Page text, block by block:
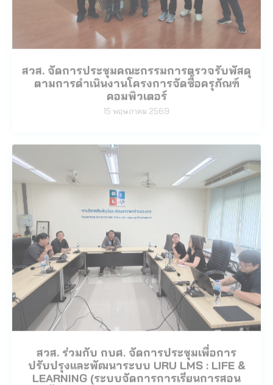
สวส. จัดการประชุมคณะกรรมการตรวจรับพัสดุ
ตามการดำเนินงานโครงการจัดซื้อครุภัณฑ์
คอมพิวเตอร์
15 พฤษภาคม 2569
สวส. ร่วมกับ กบศ. จัดการประชุมเพื่อการ
ปรับปรุงและพัฒนาระบบ URU LMS : LIFE &
LEARNING (ระบบจัดการการเรียนการสอน
ออนไลน์) และระบบ E-Meeting URU (ระบบ